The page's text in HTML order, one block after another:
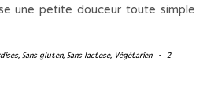
une petite douceur toute simple
, Sans gluten, Sans lactose, Végétarien - 2